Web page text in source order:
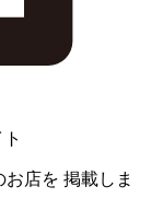
お店を 掲載しま